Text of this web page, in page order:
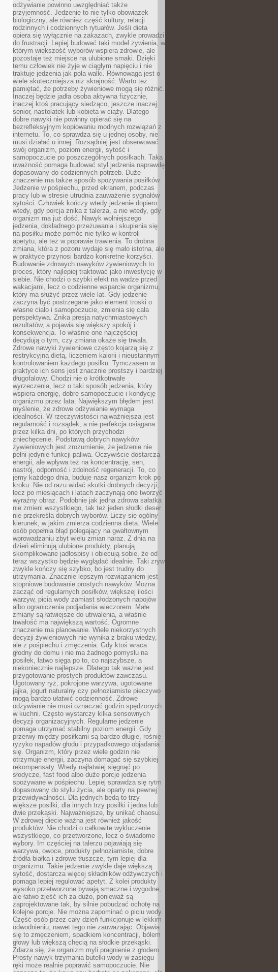
odżywianie powinno uwzględniać także
przyjemność. Jedzenie to nie tylko obowiązek
biologiczny, ale również część kultury, relacji
rodzinnych i codziennych rytuałów. Jeśli dieta
opiera się wyłącznie na zakazach, zwykle prowadzi
do frustracji. Lepiej budować taki model żywienia, w
którym większość wyborów wspiera zdrowie, ale
pozostaje też miejsce na ulubione smaki. Dzięki
temu człowiek nie żyje w ciągłym napięciu i nie
traktuje jedzenia jak pola walki. Równowaga jest o
wiele skuteczniejsza niż skrajność. Warto też
pamiętać, że potrzeby żywieniowe mogą się różnić.
Inaczej będzie jadła osoba aktywna fizycznie,
inaczej ktoś pracujący siedząco, jeszcze inaczej
senior, nastolatek lub kobieta w ciąży. Dlatego
dobre nawyki nie powinny opierać się na
bezrefleksyjnym kopiowaniu modnych rozwiązań z
internetu. To, co sprawdza się u jednej osoby, nie
musi działać u innej. Rozsądniej jest obserwować
swój organizm, poziom energii, sytość i
samopoczucie po poszczególnych posiłkach. Taka
uważność pomaga budować styl jedzenia naprawdę
dopasowany do codziennych potrzeb. Duże
znaczenie ma także sposób spożywania posiłków.
Jedzenie w pośpiechu, przed ekranem, podczas
pracy lub w stresie utrudnia zauważenie sygnałów
sytości. Człowiek kończy wtedy jedzenie dopiero
wtedy, gdy porcja znika z talerza, a nie wtedy, gdy
organizm ma już dość. Nawyk wolniejszego
jedzenia, dokładnego przeżuwania i skupienia się
na posiłku może pomóc nie tylko w kontroli
apetytu, ale też w poprawie trawienia. To drobna
zmiana, która z pozoru wydaje się mało istotna, ale
w praktyce przynosi bardzo konkretne korzyści.
Budowanie zdrowych nawyków żywieniowych to
proces, który najlepiej traktować jako inwestycję w
siebie. Nie chodzi o szybki efekt na wadze przed
wakacjami, lecz o codzienne wsparcie organizmu,
który ma służyć przez wiele lat. Gdy jedzenie
zaczyna być postrzegane jako element troski o
własne ciało i samopoczucie, zmienia się cała
perspektywa. Znika presja natychmiastowych
rezultatów, a pojawia się większy spokój i
konsekwencja. To właśnie one najczęściej
decydują o tym, czy zmiana okaże się trwała.
Zdrowe nawyki żywieniowe często kojarzą się z
restrykcyjną dietą, liczeniem kalorii i nieustannym
kontrolowaniem każdego posiłku. Tymczasem w
praktyce ich sens jest znacznie prostszy i bardziej
długofalowy. Chodzi nie o krótkotrwałe
wyrzeczenia, lecz o taki sposób jedzenia, który
wspiera energię, dobre samopoczucie i kondycję
organizmu przez lata. Największym błędem jest
myślenie, że zdrowe odżywianie wymaga
idealności. W rzeczywistości najważniejsza jest
regularność i rozsądek, a nie perfekcja osiągana
przez kilka dni, po których przychodzi
zniechęcenie. Podstawą dobrych nawyków
żywieniowych jest zrozumienie, że jedzenie nie
pełni jedynie funkcji paliwa. Oczywiście dostarcza
energii, ale wpływa też na koncentrację, sen,
nastrój, odporność i zdolność regeneracji. To, co
jemy każdego dnia, buduje nasz organizm krok po
kroku. Nie od razu widać skutki drobnych decyzji,
lecz po miesiącach i latach zaczynają one tworzyć
wyraźny obraz. Podobnie jak jedna zdrowa sałatka
nie zmieni wszystkiego, tak też jeden słodki deser
nie przekreśla dobrych wyborów. Liczy się ogólny
kierunek, w jakim zmierza codzienna dieta. Wiele
osób popełnia błąd polegający na gwałtownym
wprowadzaniu zbyt wielu zmian naraz. Z dnia na
dzień eliminują ulubione produkty, planują
skomplikowane jadłospisy i obiecują sobie, że od
teraz wszystko będzie wyglądać idealnie. Taki zryw
zwykle kończy się szybko, bo jest trudny do
utrzymania. Znacznie lepszym rozwiązaniem jest
stopniowe budowanie prostych nawyków. Można
zacząć od regularnych posiłków, większej ilości
warzyw, picia wody zamiast słodzonych napojów
albo ograniczenia podjadania wieczorem. Małe
zmiany są łatwiejsze do utrwalenia, a właśnie
trwałość ma największą wartość. Ogromne
znaczenie ma planowanie. Wiele niekorzystnych
decyzji żywieniowych nie wynika z braku wiedzy,
ale z pośpiechu i zmęczenia. Gdy ktoś wraca
głodny do domu i nie ma żadnego pomysłu na
posiłek, łatwo sięga po to, co najszybsze, a
niekoniecznie najlepsze. Dlatego tak ważne jest
przygotowanie prostych produktów zawczasu.
Ugotowany ryż, pokrojone warzywa, ugotowane
jajka, jogurt naturalny czy pełnoziarniste pieczywo
mogą bardzo ułatwić codzienność. Zdrowe
odżywianie nie musi oznaczać godzin spędzonych
w kuchni. Często wystarczy kilka sensownych
decyzji organizacyjnych. Regularne jedzenie
pomaga utrzymać stabilny poziom energii. Gdy
przerwy między posiłkami są bardzo długie, rośnie
ryzyko napadów głodu i przypadkowego objadania
się. Organizm, który przez wiele godzin nie
otrzymuje energii, zaczyna domagać się szybkiej
rekompensaty. Wtedy najłatwiej sięgnąć po
słodycze, fast food albo duże porcje jedzenia
spożywane w pośpiechu. Lepiej sprawdza się rytm
dopasowany do stylu życia, ale oparty na pewnej
przewidywalności. Dla jednych będą to trzy
większe posiłki, dla innych trzy posiłki i jedna lub
dwie przekąski. Najważniejsze, by unikać chaosu.
W zdrowej diecie ważna jest również jakość
produktów. Nie chodzi o całkowite wykluczenie
wszystkiego, co przetworzone, lecz o świadome
wybory. Im częściej na talerzu pojawiają się
warzywa, owoce, produkty pełnoziarniste, dobre
źródła białka i zdrowe tłuszcze, tym lepiej dla
organizmu. Takie jedzenie zwykle daje większą
sytość, dostarcza więcej składników odżywczych i
pomaga lepiej regulować apetyt. Z kolei produkty
wysoko przetworzone bywają smaczne i wygodne,
ale łatwo zjeść ich za dużo, ponieważ są
zaprojektowane tak, by silnie pobudzać ochotę na
kolejne porcje. Nie można zapominać o piciu wody.
Część osób przez cały dzień funkcjonuje w lekkim
odwodnieniu, nawet tego nie zauważając. Objawia
się to zmęczeniem, spadkiem koncentracji, bólem
głowy lub większą chęcią na słodkie przekąski.
Zdarza się, że organizm myli pragnienie z głodem.
Prosty nawyk trzymania butelki wody w zasięgu
ręki może realnie poprawić samopoczucie. Nie